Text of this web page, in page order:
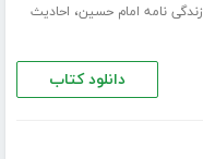
زندگی نامه امام حسین، احادیث
دانلود کتاب